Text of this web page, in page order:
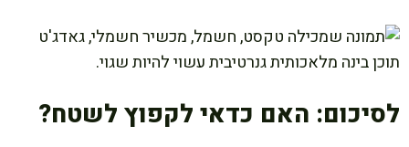
לסיכום: האם כדאי לקפוץ לשטח?